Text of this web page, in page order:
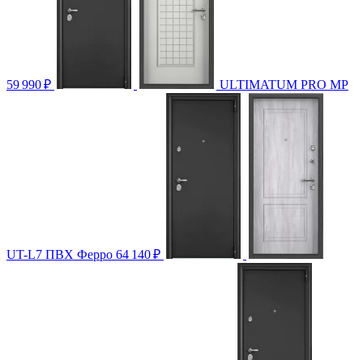
59 990₽ ULTIMATUM PRO МP
UT-L7 ПВХ Ферро 64 140₽